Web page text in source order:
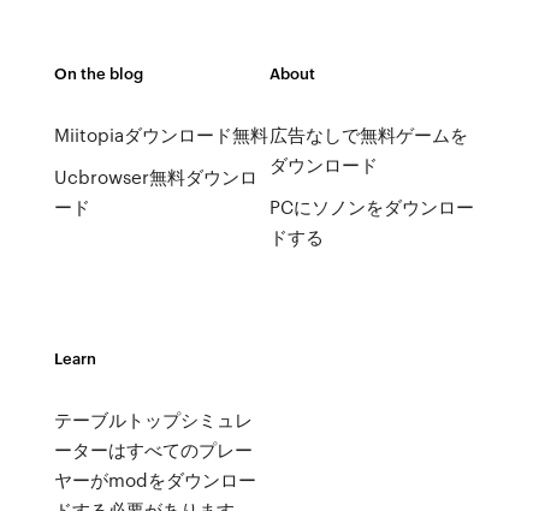
On the blog
Miitopiaダウンロード無料
Ucbrowser無料ダウンロ
ード
About
広告なしで無料ゲームを
ダウンロード
PCにソノン​​をダウンロー
ドする
Learn
テーブルトップシミュレ
ーターはすべてのプレー
ヤーがmodをダウンロー